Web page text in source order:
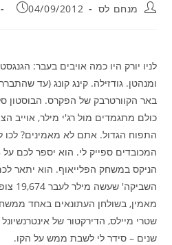
מחבר:מנחם לס פורסם:
04/09/2012
לניו יורק היו כמה אויבים בעבר:
ומנהטן. גודזילה. קינג קונג (עד
באר הקוורטרבק של הפקרס. הבוסטון
התפוח הגדול. אתם לא מאמינים?
הניקס במשחק הפלייאוף. הוא יתאר
מאמין, בשולחן העתונאים באחד
שטרי מיילס, הדירקטור של
שנים – סידר לי לשבת ממש על הקו.